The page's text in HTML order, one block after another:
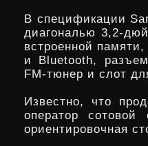
В спецификации
диагональю 3,2-
встроенной
и Bluetooth,
FM-тюнер и слот
Известно, что
оператор
ориентировочная